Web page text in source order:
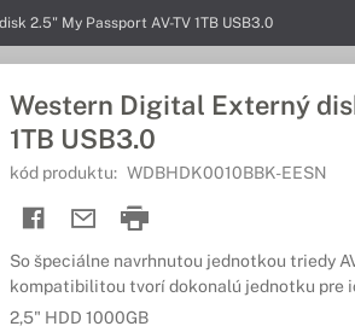
2.5" My Passport AV-TV 1TB USB3.0
Western Digital Externý
1TB USB3.0
kód produktu: WDBHDK0010BBK-EESN
So špeciálne navrhnutou jednotkou triedy
kompatibilitou tvorí dokonalú jednotku pre
2,5" HDD 1000GB